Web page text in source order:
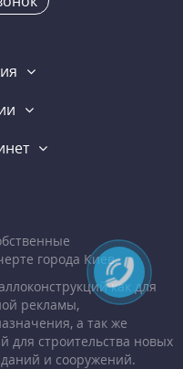
города Киев.
как для
рекламы,
а так же
для строительства новых
и сооружений.